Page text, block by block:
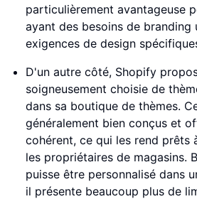
particulièrement avantageuse
ayant des besoins de branding
exigences de design
D'un autre côté, Shopify
soigneusement choisie de
dans sa boutique de thèmes.
généralement bien conçus et
cohérent, ce qui les rend prêts
les propriétaires de magasins.
puisse être personnalisé dans
il présente beaucoup plus de